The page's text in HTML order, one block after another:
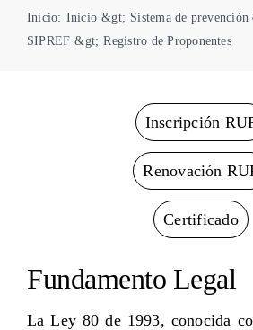
Inicio: Inicio &gt; Sistema de prevención
SIPREF &gt; Registro de Proponentes
Inscripción
Renovación
Certificado
Fundamento Legal
La Ley 80 de 1993, conocida